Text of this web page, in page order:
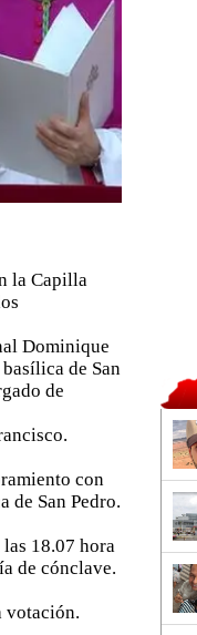
la Capilla
Dominique
de San
de
con
de San Pedro.
18.07 hora
de cónclave.
votación.